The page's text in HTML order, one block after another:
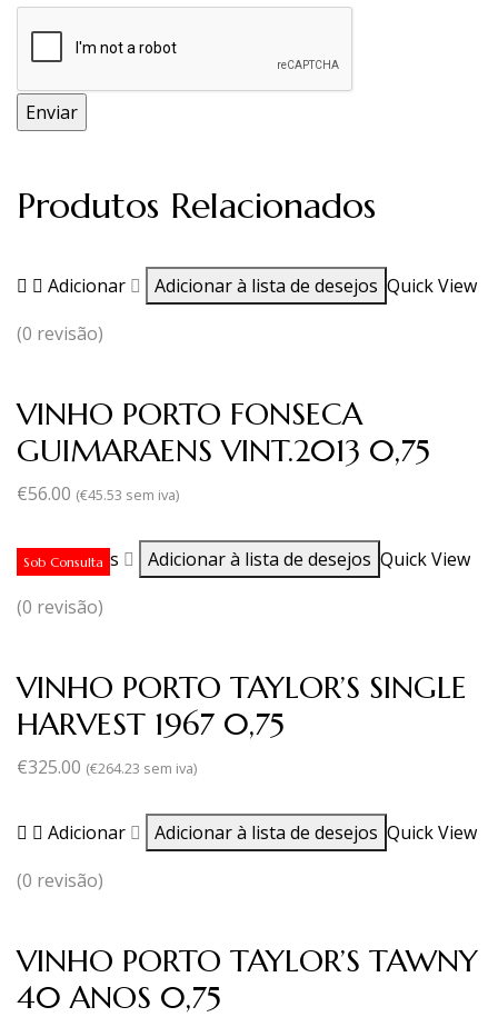
Produtos Relacionados
Adicionar Adicionar à lista de desejos Quick View
(0 revisão)
VINHO PORTO FONSECA
GUIMARAENS VINT.2013 0,75
€56.00 (€45.53 sem iva)
Sob Consulta
Ler mais Adicionar à lista de desejos Quick View
(0 revisão)
VINHO PORTO TAYLOR’S SINGLE
HARVEST 1967 0,75
€325.00 (€264.23 sem iva)
Adicionar Adicionar à lista de desejos Quick View
(0 revisão)
VINHO PORTO TAYLOR’S TAWNY
40 ANOS 0,75